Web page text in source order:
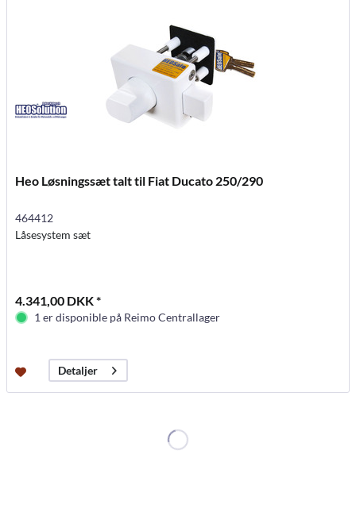
Heo Løsningssæt talt til Fiat Ducato 250/290
464412
Låsesystem sæt
4.341,00 DKK *
1 er disponible på Reimo Centrallager
Detaljer